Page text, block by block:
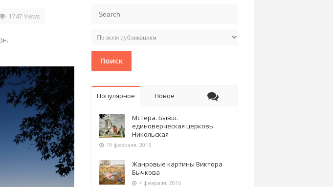
1747 Views
Поиск
Популярное Новое
Мстёра. Бывш.
единоверческая церковь
Никольская
19 февраля, 2016
Жанровые картины Виктора
Бычкова
4 февраля, 2016